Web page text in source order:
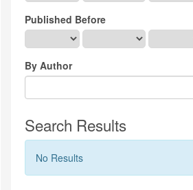
Published Before
By Author
Search Results
No Results